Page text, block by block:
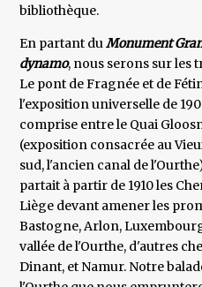
bibliothèque.
En partant duMonument
dynamo, nous serons sur les
Le pont de Fragnée et de
l'exposition universelle de
comprise entre le Quai
(exposition consacrée au
sud, l'ancien canal de
partait à partir de 1910 les
Liège devant amener les
Bastogne, Arlon,
vallée de l'Ourthe, d'autres
Dinant, et Namur. Notre